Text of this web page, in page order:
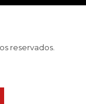
reservados.